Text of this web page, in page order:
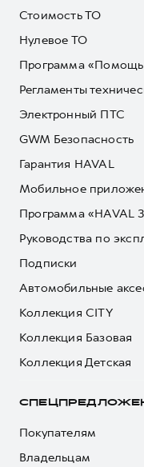
Стоимость ТО
Нулевое ТО
Программа «Помощь
Регламенты
Электронный ПТС
GWM Безопасность
Гарантия HAVAL
Мобильное
Программа «HAVAL
Руководства по
Подписки
Автомобильные
Коллекция CITY
Коллекция Базовая
Коллекция Детская
Покупателям
Владельцам